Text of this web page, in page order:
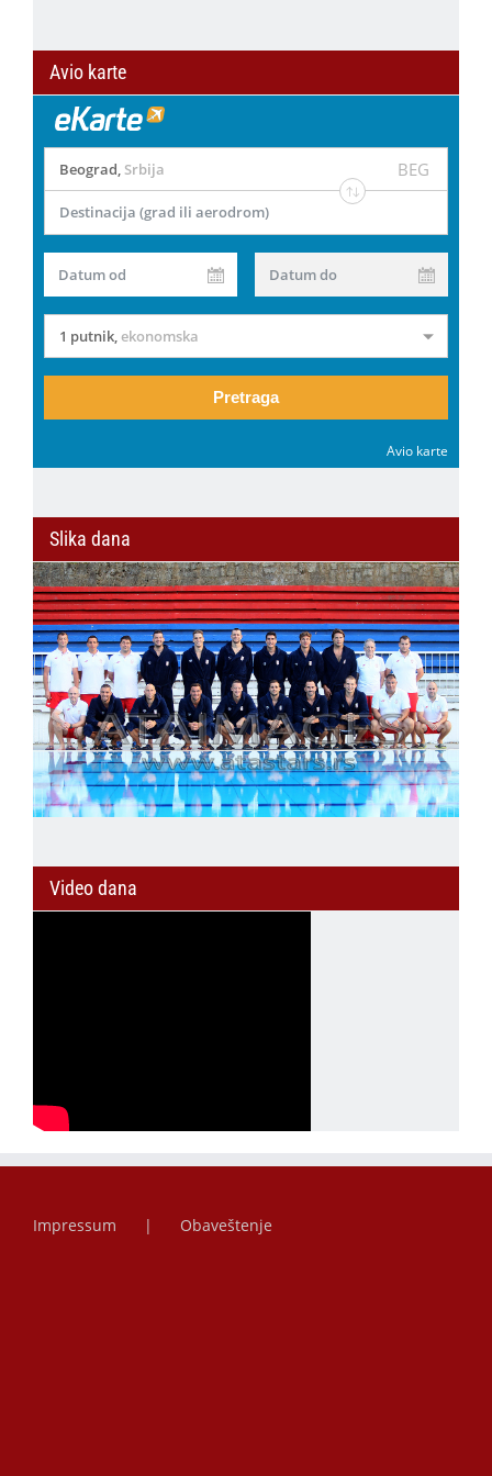
Avio karte
Beograd, Srbija BEG
Destinacija (grad ili aerodrom)
Datum od Datum do
1 putnik,ekonomska
Pretraga
Avio karte
Slika dana
Video dana
Impressum Obaveštenje